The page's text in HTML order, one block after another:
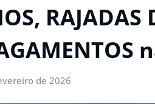
RAJADAS
de 2026